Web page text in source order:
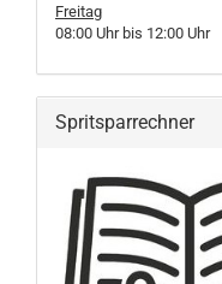
Freitag
08:00 Uhr bis 12:00 Uhr
Spritsparrechner